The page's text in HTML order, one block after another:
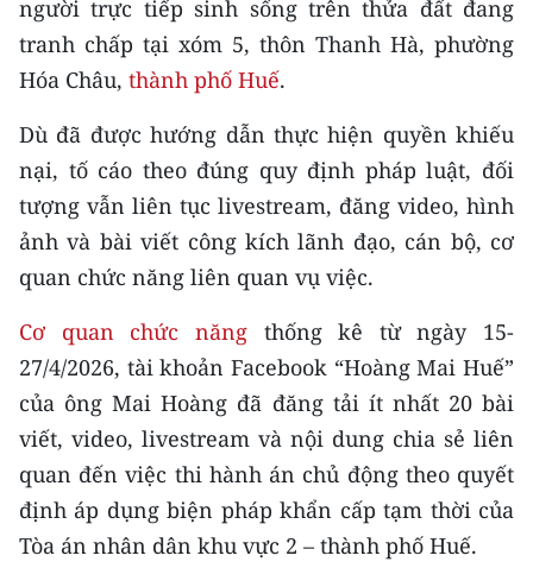
CHƯƠNG TRÌNH OCOP - MỖI XÃ
MỘT SẢN PHẨM
MEDIA CENTER
E-Magazine
Video
Media Chính trị
Media Kinh tế
Media Văn hóa
Media Xã hội
Media Pháp luật
người trực tiếp sinh sống trên thửa đất đang
tranh chấp tại xóm 5, thôn Thanh Hà, phường
Hóa Châu, thành phố Huế.
Dù đã được hướng dẫn thực hiện quyền khiếu
nại, tố cáo theo đúng quy định pháp luật, đối
tượng vẫn liên tục livestream, đăng video, hình
ảnh và bài viết công kích lãnh đạo, cán bộ, cơ
quan chức năng liên quan vụ việc.
Cơ quan chức năngthống kê từ ngày 15-
27/4/2026, tài khoản Facebook “Hoàng Mai Huế”
của ông Mai Hoàng đã đăng tải ít nhất 20 bài
viết, video, livestream và nội dung chia sẻ liên
quan đến việc thi hành án chủ động theo quyết
định áp dụng biện pháp khẩn cấp tạm thời của
Tòa án nhân dân khu vực 2 – thành phố Huế.